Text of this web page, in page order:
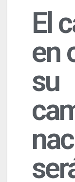
El
en
su